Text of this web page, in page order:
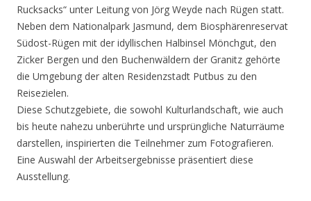
Rucksacks“ unter Leitung von Jörg Weyde nach Rügen statt.
Neben dem Nationalpark Jasmund, dem Biosphärenreservat
Südost-Rügen mit der idyllischen Halbinsel Mönchgut, den
Zicker Bergen und den Buchenwäldern der Granitz gehörte
die Umgebung der alten Residenzstadt Putbus zu den
Reisezielen.
Diese Schutzgebiete, die sowohl Kulturlandschaft, wie auch
bis heute nahezu unberührte und ursprüngliche Naturräume
darstellen, inspirierten die Teilnehmer zum Fotografieren.
Eine Auswahl der Arbeitsergebnisse präsentiert diese
Ausstellung.